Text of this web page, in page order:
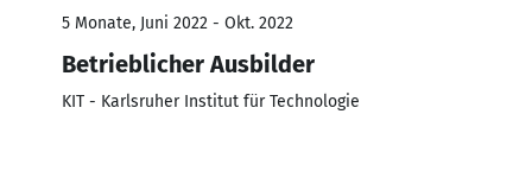
5 Monate, Juni 2022 - Okt. 2022
Betrieblicher Ausbilder
KIT - Karlsruher Institut für Technologie